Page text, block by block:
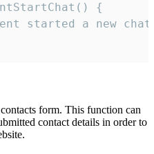
{
started a new
form. This function can
contact details in order to